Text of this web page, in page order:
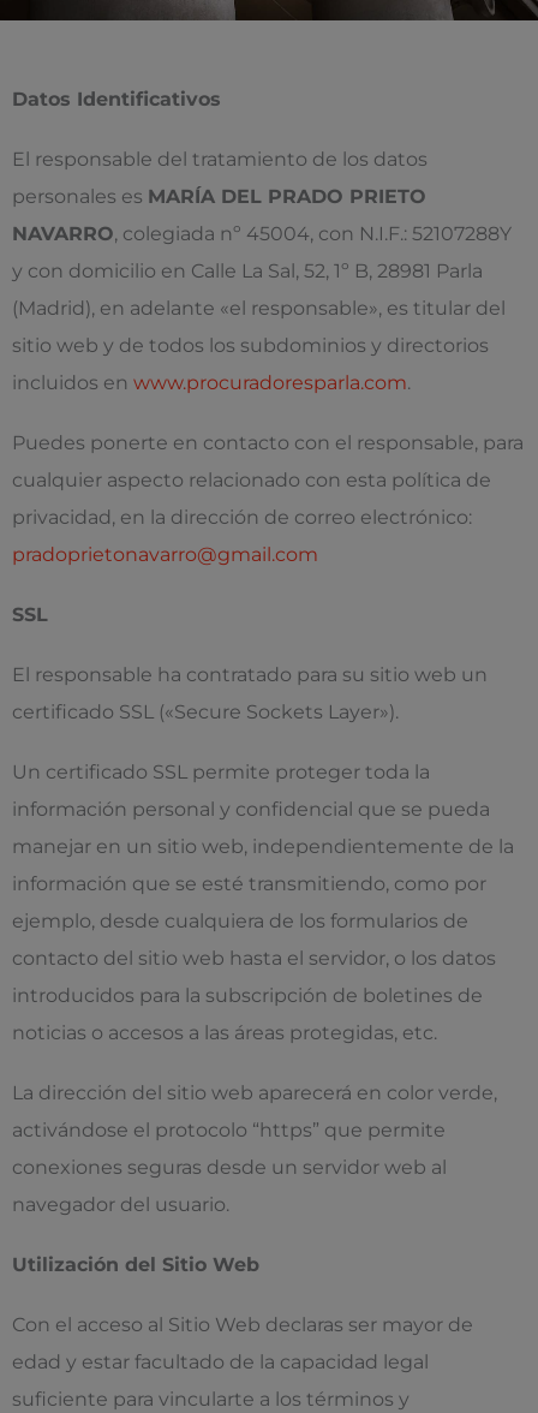
Datos Identificativos
El responsable del tratamiento de los datos
personales es MARÍA DEL PRADO PRIETO
NAVARRO, colegiada nº 45004, con N.I.F.: 52107288Y
y con domicilio en Calle La Sal, 52, 1º B, 28981 Parla
(Madrid), en adelante «el responsable», es titular del
sitio web y de todos los subdominios y directorios
incluidos en www.procuradoresparla.com.
Puedes ponerte en contacto con el responsable, para
cualquier aspecto relacionado con esta política de
privacidad, en la dirección de correo electrónico:
pradoprietonavarro@gmail.com
SSL
El responsable ha contratado para su sitio web un
certificado SSL («Secure Sockets Layer»).
Un certificado SSL permite proteger toda la
información personal y confidencial que se pueda
manejar en un sitio web, independientemente de la
información que se esté transmitiendo, como por
ejemplo, desde cualquiera de los formularios de
contacto del sitio web hasta el servidor, o los datos
introducidos para la subscripción de boletines de
noticias o accesos a las áreas protegidas, etc.
La dirección del sitio web aparecerá en color verde,
activándose el protocolo “https” que permite
conexiones seguras desde un servidor web al
navegador del usuario.
Utilización del Sitio Web
Con el acceso al Sitio Web declaras ser mayor de
edad y estar facultado de la capacidad legal
suficiente para vincularte a los términos y